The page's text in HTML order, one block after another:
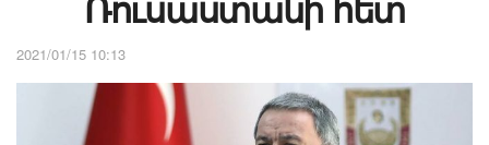
2021/01/15 10:13